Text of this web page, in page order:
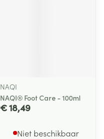
NAQI
NAQI® Foot Care - 100ml
€ 18,49
Niet beschikbaar